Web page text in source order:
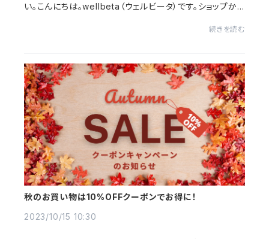
い。こんにちは。wellbeta（ウェルビータ）です。ショップから
続きを読む
秋のお買い物は10%OFFクーポンでお得に！
2023/10/15 10:30